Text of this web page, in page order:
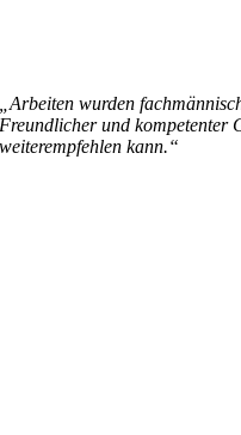
„Arbeiten wurden
Freundlicher und kompetenter
weiterempfehlen kann.“